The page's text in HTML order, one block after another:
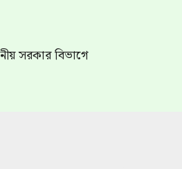
সরকার বিভাগে